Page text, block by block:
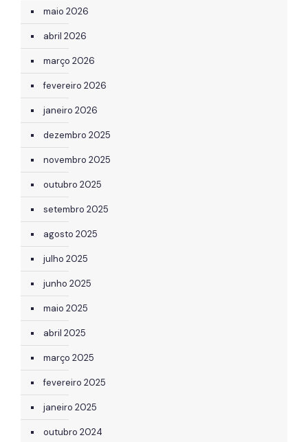
maio 2026
abril 2026
março 2026
fevereiro 2026
janeiro 2026
dezembro 2025
novembro 2025
outubro 2025
setembro 2025
agosto 2025
julho 2025
junho 2025
maio 2025
abril 2025
março 2025
fevereiro 2025
janeiro 2025
outubro 2024